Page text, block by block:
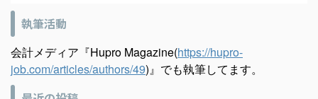
執筆活動
会計メディア『Hupro Magazine(https://hupro-
job.com/articles/authors/49)』でも執筆してます。